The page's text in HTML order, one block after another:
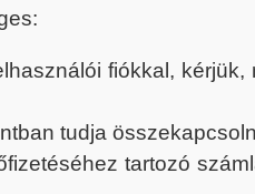
fiókkal, kérjük,
tudja
tartozó